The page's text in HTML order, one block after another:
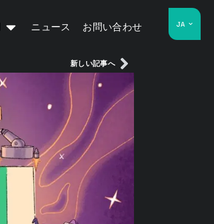
ニュース お問い合わせ JA
新しい記事へ